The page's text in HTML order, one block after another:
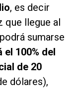
, es decir
que llegue al
sumarse
100% del
de 20
dólares),